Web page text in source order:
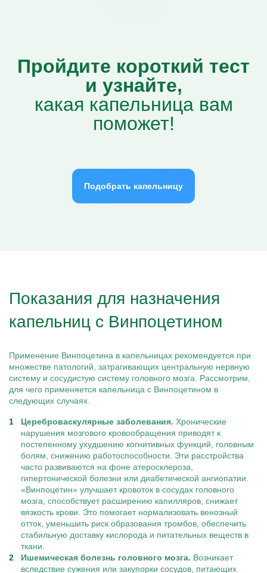
Пройдите короткий тест
и узнайте,
какая капельница вам
поможет!
Подобрать капельницу
Показания для назначения
капельниц с Винпоцетином
Применение Винпоцетина в капельницах рекомендуется при
множестве патологий, затрагивающих центральную нервную
систему и сосудистую систему головного мозга. Рассмотрим,
для чего применяется капельница с Винпоцетином в
следующих случаях.
Цереброваскулярные заболевания. Хронические
нарушения мозгового кровообращения приводят к
постепенному ухудшению когнитивных функций, головным
болям, снижению работоспособности. Эти расстройства
часто развиваются на фоне атеросклероза,
гипертонической болезни или диабетической ангиопатии.
«Винпоцетин» улучшает кровоток в сосудах головного
мозга, способствует расширению капилляров, снижает
вязкость крови. Это помогает нормализовать венозный
отток, уменьшить риск образования тромбов, обеспечить
стабильную доставку кислорода и питательных веществ в
ткани.
Ишемическая болезнь головного мозга. Возникает
вследствие сужения или закупорки сосудов, питающих